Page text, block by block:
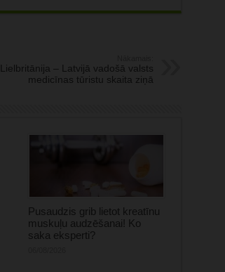
Lielbritānija – Latvijā vadošā valsts
medicīnas tūristu skaita ziņā
Pusaudzis grib lietot kreatīnu
muskuļu audzēšanai! Ko
saka eksperti?